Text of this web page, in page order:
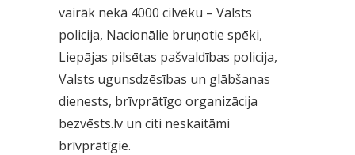
vairāk nekā 4000 cilvēku – Valsts
policija, Nacionālie bruņotie spēki,
Liepājas pilsētas pašvaldības policija,
Valsts ugunsdzēsības un glābšanas
dienests, brīvprātīgo organizācija
bezvēsts.lv un citi neskaitāmi
brīvprātīgie.